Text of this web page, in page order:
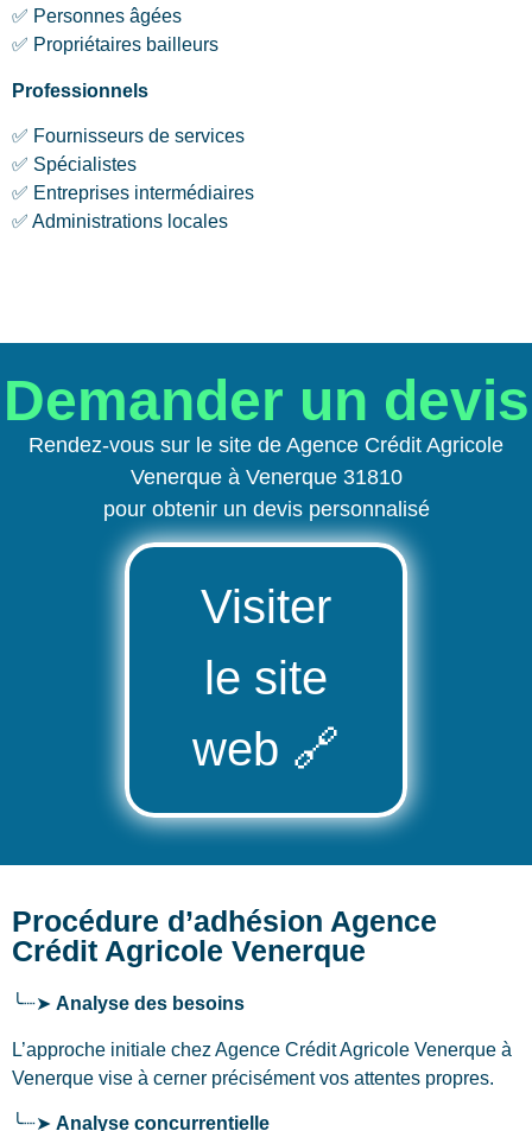
✅ Personnes âgées
✅ Propriétaires bailleurs
Professionnels
✅ Fournisseurs de services
✅ Spécialistes
✅ Entreprises intermédiaires
✅ Administrations locales
Demander un devis
Rendez-vous sur le site de Agence Crédit Agricole
Venerque à Venerque 31810
pour obtenir un devis personnalisé
Visiter
le site
web 🔗
Procédure d’adhésion Agence
Crédit Agricole Venerque
╰┈➤ Analyse des besoins
L’approche initiale chez Agence Crédit Agricole Venerque à
Venerque vise à cerner précisément vos attentes propres.
╰┈➤ Analyse concurrentielle